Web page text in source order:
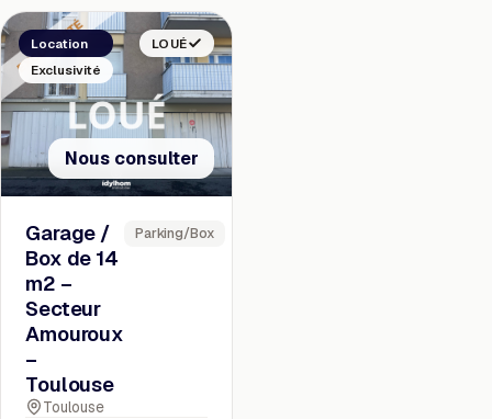
Location
Exclusivité
LOUÉ
Nous consulter
Garage /
Box de 14
m2 –
Secteur
Amouroux
–
Toulouse
Parking/Box
Toulouse